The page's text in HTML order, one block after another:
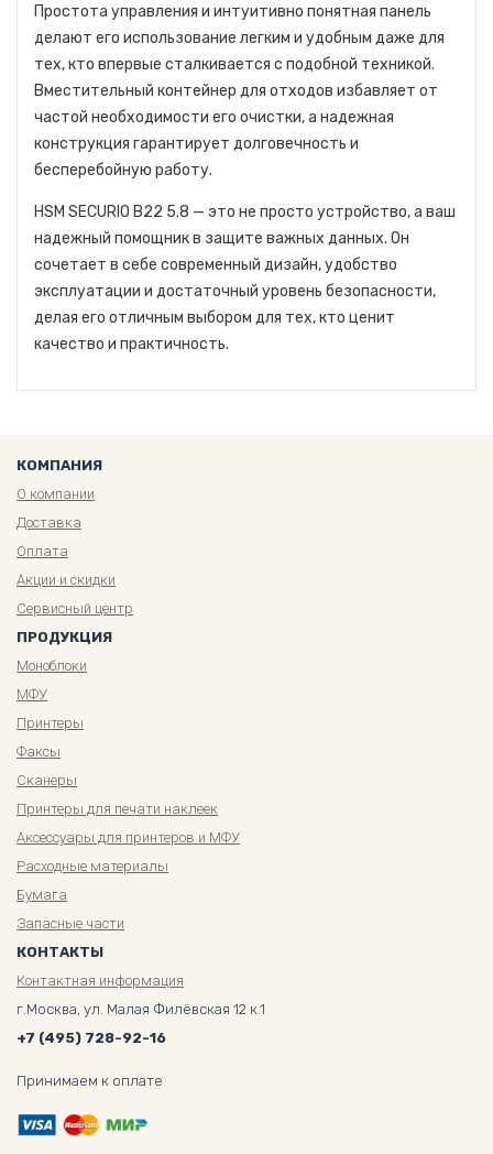
Простота управления и интуитивно понятная панель
делают его использование легким и удобным даже для
тех, кто впервые сталкивается с подобной техникой.
Вместительный контейнер для отходов избавляет от
частой необходимости его очистки, а надежная
конструкция гарантирует долговечность и
бесперебойную работу.
HSM SECURIO B22 5.8 — это не просто устройство, а ваш
надежный помощник в защите важных данных. Он
сочетает в себе современный дизайн, удобство
эксплуатации и достаточный уровень безопасности,
делая его отличным выбором для тех, кто ценит
качество и практичность.
КОМПАНИЯ
О компании
Доставка
Оплата
Акции и скидки
Сервисный центр
ПРОДУКЦИЯ
Моноблоки
МФУ
Принтеры
Факсы
Сканеры
Принтеры для печати наклеек
Аксессуары для принтеров и МФУ
Расходные материалы
Бумага
Запасные части
КОНТАКТЫ
Контактная информация
г.Москва, ул. Малая Филёвская 12 к.1
+7 (495) 728-92-16
Принимаем к оплате